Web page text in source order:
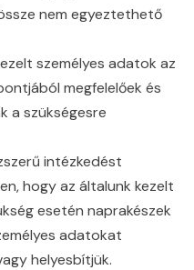
nem egyeztethető
személyes adatok az
megfelelőek és
a szükségesre
intézkedést
hogy az általunk kezelt
esetén naprakészek
adatokat
helyesbítjük.